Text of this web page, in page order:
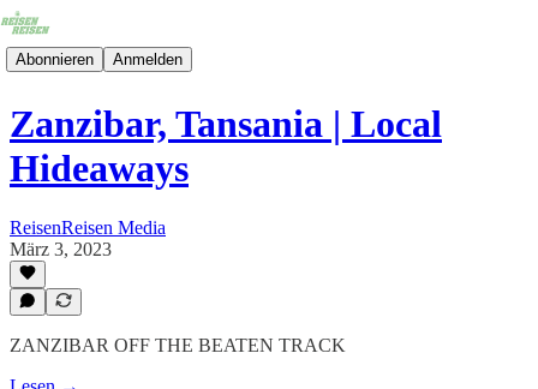
Abonnieren Anmelden
Zanzibar, Tansania | Local
Hideaways
ReisenReisen Media
März 3, 2023
ZANZIBAR OFF THE BEATEN TRACK